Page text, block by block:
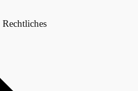
Rechtliches